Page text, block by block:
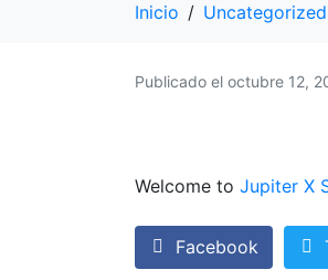
Inicio Uncategorized
Publicado el octubre 12,
Welcome to Jupiter X
Facebook